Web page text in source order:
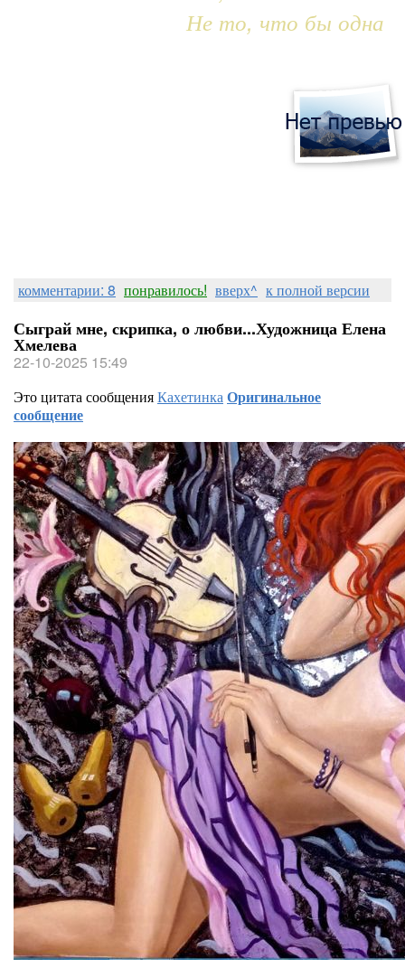
Не то, что бы одна
комментарии: 8 понравилось! вверх^ к полной версии
Сыграй мне, скрипка, о любви...Художница Елена
Хмелева
22-10-2025 15:49
Это цитата сообщенияКахетинкаОригинальное
сообщение